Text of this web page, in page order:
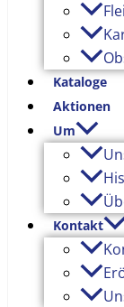
Kataloge
Aktionen
Um
Kontakt